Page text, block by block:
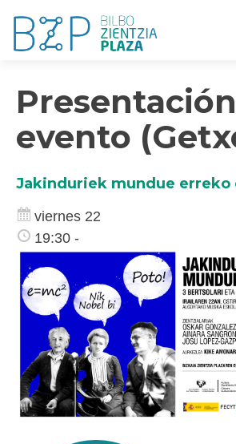
evento
Jakinduriek mundue erreko
viernes 22
19:30 -